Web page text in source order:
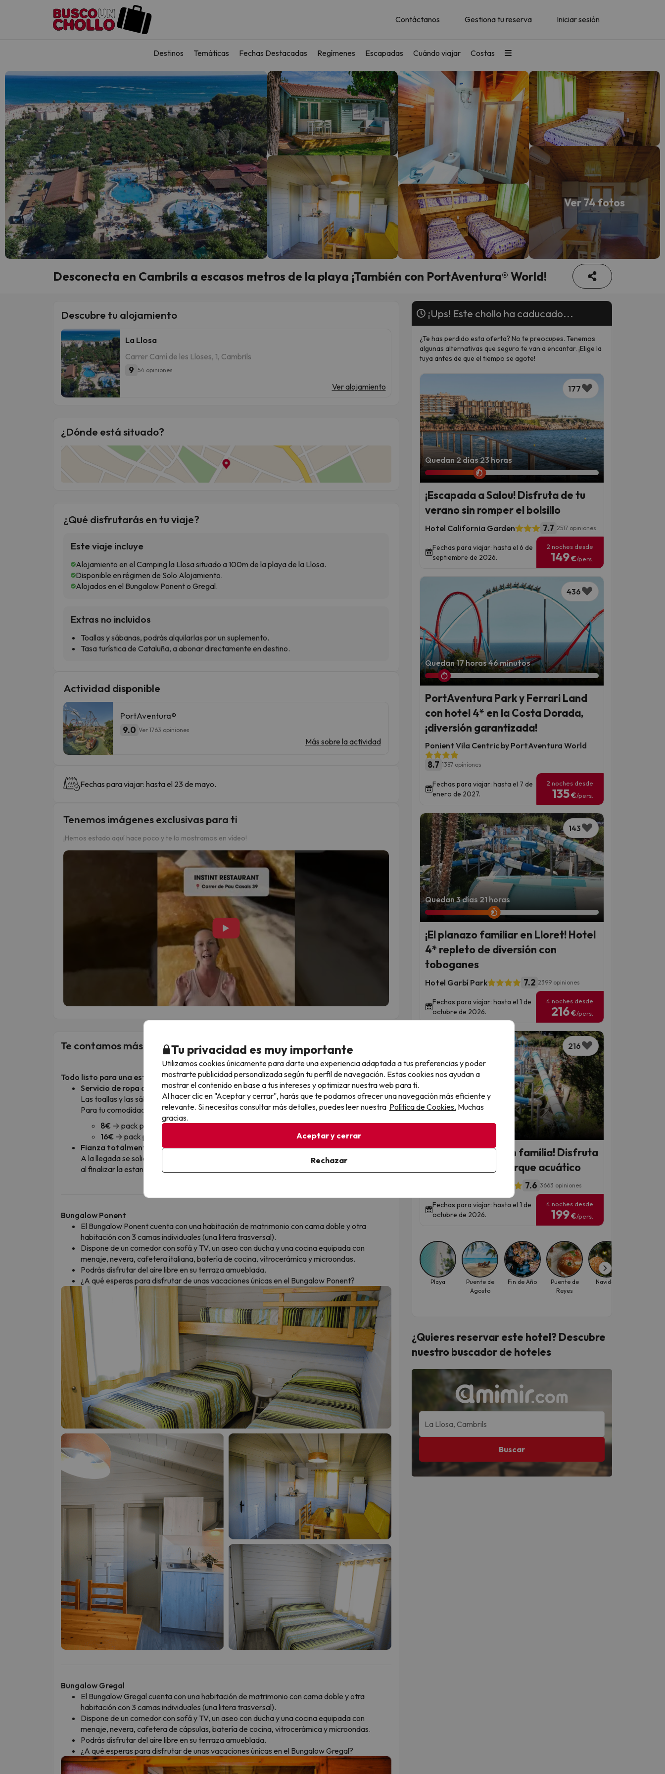
Contáctanos Gestiona tu reserva Iniciar sesión
Destinos Temáticas Fechas Destacadas Regímenes Escapadas Cuándo viajar Costas
Ver 74 fotos
Desconecta en Cambrils a escasos metros de la playa ¡También con PortAventura® World!
Descubre tu alojamiento
La Llosa
Carrer Camí de les Lloses, 1, Cambrils
9 54 opiniones
Ver alojamiento
¿Dónde está situado?
¿Qué disfrutarás en tu viaje?
Este viaje incluye
Alojamiento en el Camping la Llosa situado a 100m de la playa de la Llosa.
Disponible en régimen de Solo Alojamiento.
Alojados en el Bungalow Ponent o Gregal.
Extras no incluidos
Toallas y sábanas, podrás alquilarlas por un suplemento.
Tasa turística de Cataluña, a abonar directamente en destino.
Actividad disponible
PortAventura®
9.0 Ver 1763 opiniones
Más sobre la actividad
Fechas para viajar: hasta el 23 de mayo.
Tenemos imágenes exclusivas para ti
¡Hemos estado aquí hace poco y te lo mostramos en vídeo!
▶
Te contamos más sobre el alojamiento
Todo listo para una estancia cómoda y sin imprevistos
Servicio de ropa de cama y toallas
Las toallas y las sábanas no están incluidas en el alojamiento.
Para tu comodidad, puedes alquilarlas directamente allí:
8€ → pack para cama individual(sábanas + toallas)
16€ → pack para
(sábanas + toallas)
Fianza totalmente reembolsable
A la llegada se solicitará una
fianza de 100€ en efectivo por bungalow, que se devolverá
al finalizar la estancia, una vez comprobado que todo esté correcto.
Bungalow Ponent
El Bungalow Ponent cuenta con una habitación de matrimonio con cama doble y otra
habitación con 3 camas individuales (una litera trasversal).
Dispone de un comedor con sofá y TV, un aseo con ducha y una cocina equipada con
menaje, nevera, cafetera italiana, batería de cocina, vitrocerámica y microondas.
Podrás disfrutar del aire libre en su terraza amueblada.
¿A qué esperas para disfrutar de unas vacaciones únicas en el Bungalow Ponent?
Bungalow Gregal
El Bungalow Gregal cuenta con una habitación de matrimonio con cama doble y otra
habitación con 3 camas individuales (una litera trasversal).
Dispone de un comedor con sofá y TV, un aseo con ducha y una cocina equipada con
menaje, nevera, cafetera de cápsulas, batería de cocina, vitrocerámica y microondas.
Podrás disfrutar del aire libre en su terraza amueblada.
¿A qué esperas para disfrutar de unas vacaciones únicas en el Bungalow Gregal?
¡Ups! Este chollo ha caducado...
¿Te has perdido esta oferta? No te preocupes. Tenemos
algunas alternativas que seguro te van a encantar. ¡Elige la
tuya antes de que el tiempo se agote!
177
Quedan 2 días 23 horas
¡Escapada a Salou! Disfruta de tu
verano sin romper el bolsillo
Hotel California Garden 7.7 2517 opiniones
Fechas para viajar: hasta el 6 de
septiembre de 2026.
2 noches desde
149€/pers.
436
Quedan 17 horas 46 minutos
PortAventura Park y Ferrari Land
con hotel 4* en la Costa Dorada,
¡diversión garantizada!
Ponient Vila Centric by PortAventura World
8.7 1387 opiniones
Fechas para viajar: hasta el 7 de
enero de 2027.
2 noches desde
135€/pers.
143
Quedan 3 días 21 horas
¡El planazo familiar en Lloret! Hotel
4* repleto de diversión con
toboganes
Hotel Garbí Park 7.2 2399 opiniones
Fechas para viajar: hasta el 1 de
octubre de 2026.
4 noches desde
216€/pers.
216
¡La Costa Brava en familia! Disfruta
de hotel 4* con parque acuático
7.6 3663 opiniones
Fechas para viajar: hasta el 1 de
octubre de 2026.
4 noches desde
199€/pers.
Playa
Puente de
Agosto
Fin de Año
Puente de
Reyes
Navidad
¿Quieres reservar este hotel? Descubre
nuestro buscador de hoteles
Buscar
Tu privacidad es muy importante
Utilizamos cookies únicamente para darte una experiencia adaptada a tus preferencias y poder
mostrarte publicidad personalizada según tu perfil de navegación. Estas cookies nos ayudan a
mostrar el contenido en base a tus intereses y optimizar nuestra web para ti.
Al hacer clic en "Aceptar y cerrar", harás que te podamos ofrecer una navegación más eficiente y
relevante. Si necesitas consultar más detalles, puedes leer nuestra Política de Cookies. Muchas
gracias.
Aceptar y cerrar
Rechazar